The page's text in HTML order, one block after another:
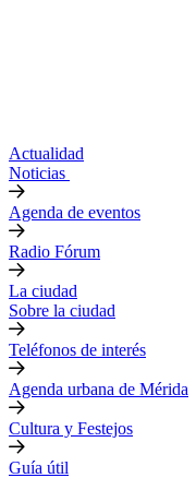
Actualidad
Noticias
Agenda de eventos
Radio Fórum
La ciudad
Sobre la ciudad
Teléfonos de interés
Agenda urbana de Mérida
Cultura y Festejos
Guía útil